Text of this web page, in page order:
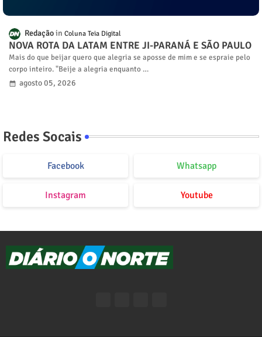
Redação Coluna Teia Digital
NOVA ROTA DA LATAM ENTRE JI-PARANÁ E SÃO PAULO
Mais do que beijar quero que alegria se aposse de mim e se espraie pelo
corpo inteiro. "Beije a alegria enquanto …
agosto 05, 2026
Redes Socais
Facebook Whatsapp
Instagram Youtube